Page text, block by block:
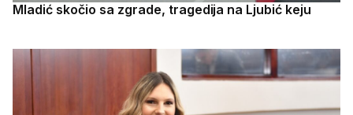
Mladić skočio sa zgrade, tragedija na Ljubić keju